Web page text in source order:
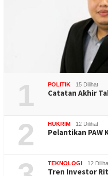
1 POLITIK 15 Dilihat
Catatan Akhir
2 HUKRIM 12 Dilihat
Pelantikan PAW
TEKNOLOGI 12
Tren Investor